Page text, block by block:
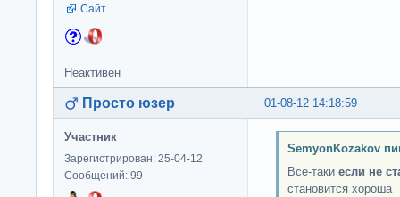
Сайт
Неактивен
01-08-12 14:18:59
Просто юзер
Участник
Зарегистрирован: 25-04-12
Сообщений: 99
SemyonKozakov
Все-таки если не
становится хороша